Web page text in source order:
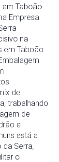
em Taboão
Empresa
na
em Taboão
de
trabalhando
de
e
está a
Serra,
o